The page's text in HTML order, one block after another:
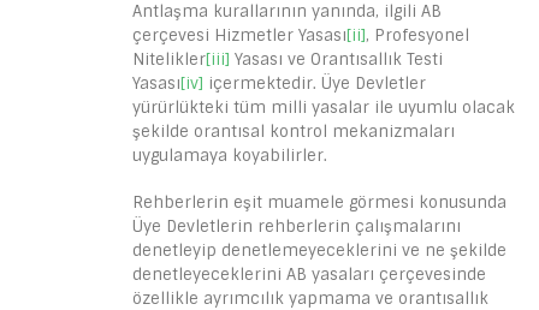
Antlaşma kurallarının yanında, ilgili AB
çerçevesi Hizmetler Yasası[ii], Profesyonel
Nitelikler[iii] Yasası ve Orantısallık Testi
Yasası[iv] içermektedir. Üye Devletler
yürürlükteki tüm milli yasalar ile uyumlu olacak
şekilde orantısal kontrol mekanizmaları
uygulamaya koyabilirler.
Rehberlerin eşit muamele görmesi konusunda
Üye Devletlerin rehberlerin çalışmalarını
denetleyip denetlemeyeceklerini ve ne şekilde
denetleyeceklerini AB yasaları çerçevesinde
özellikle ayrımcılık yapmama ve orantısallık